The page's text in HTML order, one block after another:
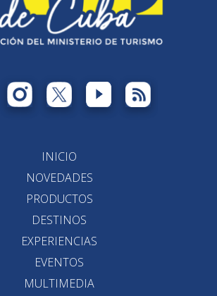
INICIO
NOVEDADES
PRODUCTOS
DESTINOS
EXPERIENCIAS
EVENTOS
MULTIMEDIA